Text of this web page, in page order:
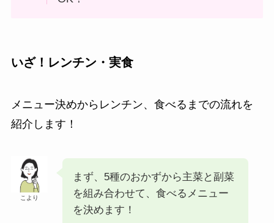
いざ！レンチン・実食
メニュー決めからレンチン、食べるまでの流れを
紹介します！
こより
まず、5種のおかずから主菜と副菜
を組み合わせて、食べるメニュー
を決めます！